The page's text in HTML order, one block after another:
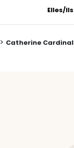
Elles/
> Catherine Cardinal